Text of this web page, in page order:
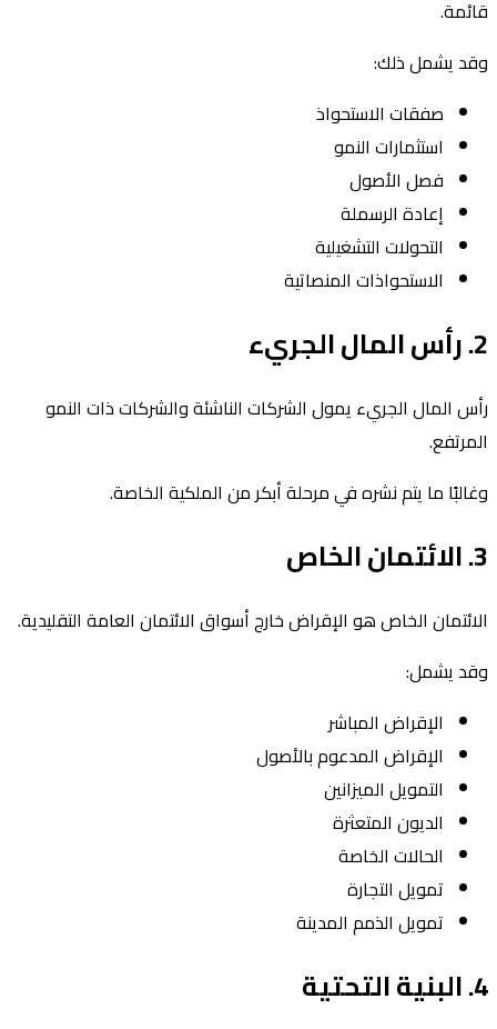
قائمة.
وقد يشمل ذلك:
صفقات الاستحواذ
استثمارات النمو
فصل الأصول
إعادة الرسملة
التحولات التشغيلية
الاستحواذات المنصاتية
2. رأس المال الجريء
رأس المال الجريء يمول الشركات الناشئة والشركات ذات النمو
المرتفع.
وغالبًا ما يتم نشره في مرحلة أبكر من الملكية الخاصة.
3. الائتمان الخاص
الائتمان الخاص هو الإقراض خارج أسواق الائتمان العامة التقليدية.
وقد يشمل:
الإقراض المباشر
الإقراض المدعوم بالأصول
التمويل الميزانين
الديون المتعثرة
الحالات الخاصة
تمويل التجارة
تمويل الذمم المدينة
4. البنية التحتية